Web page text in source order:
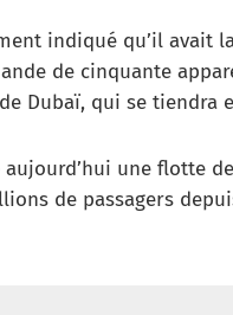
indiqué qu’il avait
de cinquante
Dubaï, qui se tiendra
une flotte
de passagers